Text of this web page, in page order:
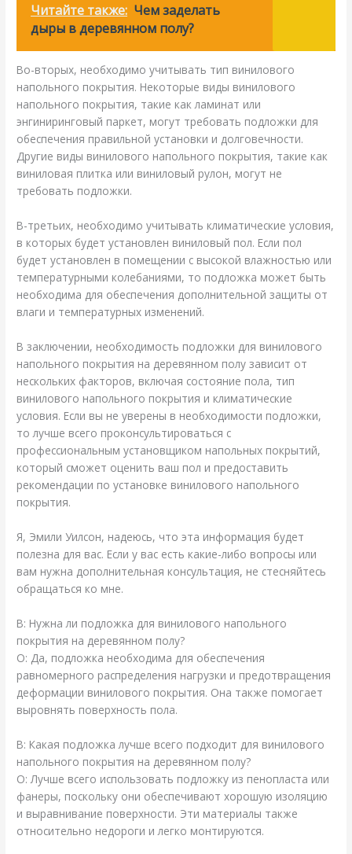
Читайте также: Чем заделать
дыры в деревянном полу?
Во-вторых, необходимо учитывать тип винилового
напольного покрытия. Некоторые виды винилового
напольного покрытия, такие как ламинат или
энгиниринговый паркет, могут требовать подложки для
обеспечения правильной установки и долговечности.
Другие виды винилового напольного покрытия, такие как
виниловая плитка или виниловый рулон, могут не
требовать подложки.
В-третьих, необходимо учитывать климатические условия,
в которых будет установлен виниловый пол. Если пол
будет установлен в помещении с высокой влажностью или
температурными колебаниями, то подложка может быть
необходима для обеспечения дополнительной защиты от
влаги и температурных изменений.
В заключении, необходимость подложки для винилового
напольного покрытия на деревянном полу зависит от
нескольких факторов, включая состояние пола, тип
винилового напольного покрытия и климатические
условия. Если вы не уверены в необходимости подложки,
то лучше всего проконсультироваться с
профессиональным установщиком напольных покрытий,
который сможет оценить ваш пол и предоставить
рекомендации по установке винилового напольного
покрытия.
Я, Эмили Уилсон, надеюсь, что эта информация будет
полезна для вас. Если у вас есть какие-либо вопросы или
вам нужна дополнительная консультация, не стесняйтесь
обращаться ко мне.
В: Нужна ли подложка для винилового напольного
покрытия на деревянном полу?
О: Да, подложка необходима для обеспечения
равномерного распределения нагрузки и предотвращения
деформации винилового покрытия. Она также помогает
выровнять поверхность пола.
В: Какая подложка лучше всего подходит для винилового
напольного покрытия на деревянном полу?
О: Лучше всего использовать подложку из пенопласта или
фанеры, поскольку они обеспечивают хорошую изоляцию
и выравнивание поверхности. Эти материалы также
относительно недороги и легко монтируются.